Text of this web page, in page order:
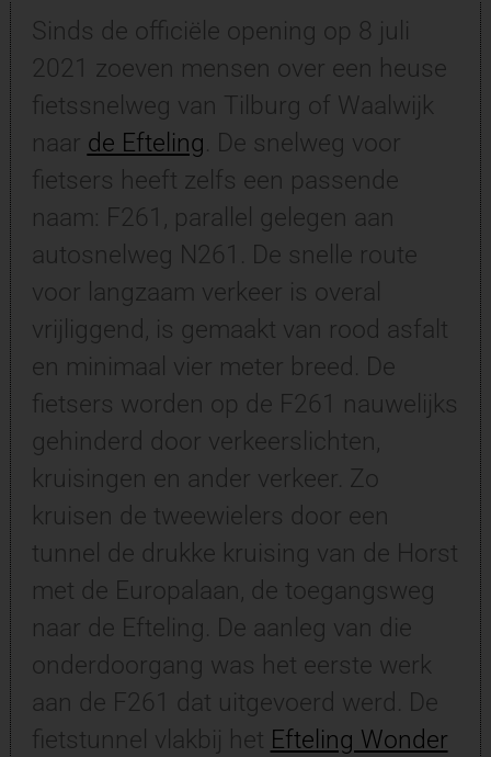
Sinds de officiële opening op 8 juli
2021 zoeven mensen over een heuse
fietssnelweg van Tilburg of Waalwijk
naar de Efteling. De snelweg voor
fietsers heeft zelfs een passende
naam: F261, parallel gelegen aan
autosnelweg N261. De snelle route
voor langzaam verkeer is overal
vrijliggend, is gemaakt van rood asfalt
en minimaal vier meter breed. De
fietsers worden op de F261 nauwelijks
gehinderd door verkeerslichten,
kruisingen en ander verkeer. Zo
kruisen de tweewielers door een
tunnel de drukke kruising van de Horst
met de Europalaan, de toegangsweg
naar de Efteling. De aanleg van die
onderdoorgang was het eerste werk
aan de F261 dat uitgevoerd werd. De
fietstunnel vlakbij het Efteling Wonder